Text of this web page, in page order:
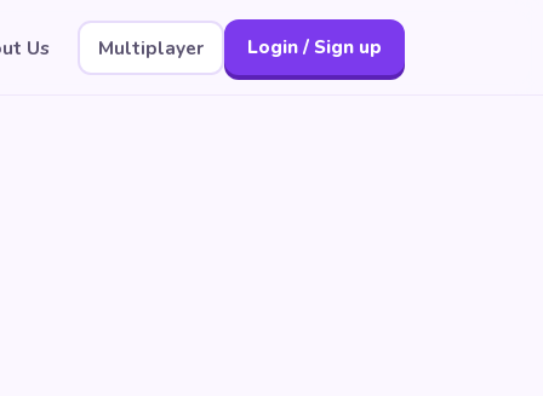
Us Multiplayer Login / Sign up